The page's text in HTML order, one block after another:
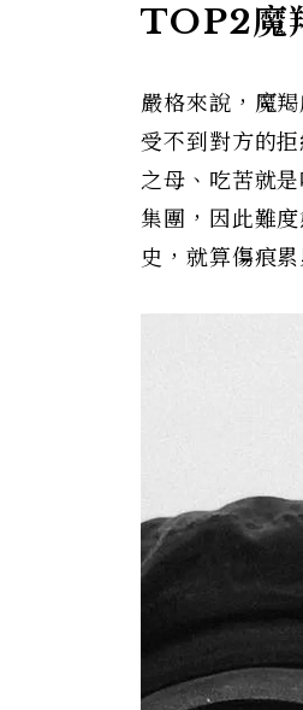
TOP2魔
嚴格來說，魔
受不到對方的
之母、吃苦就
集團，因此難
史，就算傷痕